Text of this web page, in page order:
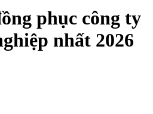
phục công ty
nhất 2026